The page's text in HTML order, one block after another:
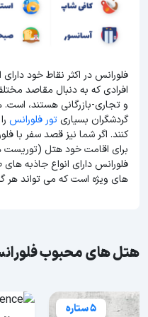
فلورانس در اکثر نقاط خود
افرادی که به دنبال مقاصد
و تجاری-بازرگانی هستند،
گردشگران بسیاریتور فلورانس
کنند. اگر شما نیز قصد سفر با
برای اقامت خود هتل (توریست
فلورانس دارای انواع جاذبه
های ویژه است که می تواند هر
هتل های محبوب
5 ستاره